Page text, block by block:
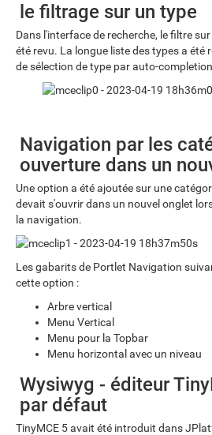
le filtrage sur un type
Dans l'interface de recherche, le filtre
été revu. La longue liste des types a été
de sélection de type par auto-
Navigation par les
ouverture dans un
Une option a été ajoutée sur une
devait s'ouvrir dans un nouvel onglet
la navigation.
Les gabarits de Portlet Navigation
cette option :
Arbre vertical
Menu Vertical
Menu pour la Topbar
Menu horizontal avec un niveau
Wysiwyg - éditeur
par défaut
TinyMCE 5 avait été introduit dans